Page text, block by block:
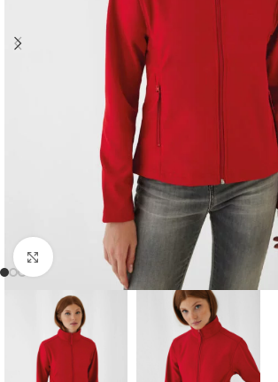
Zum Vergrößern klicken